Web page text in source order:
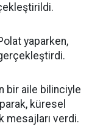
yaparken,
bir aile bilinciyle
küresel
mesajları verdi.